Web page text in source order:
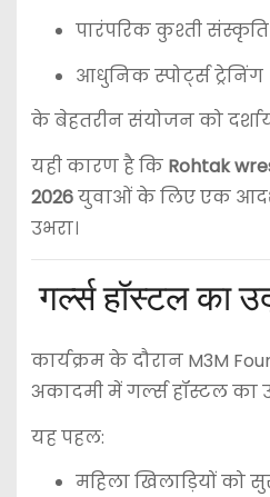
पारंपरिक कुश्ती संस्कृति
आधुनिक स्पोर्ट्स ट्रेनिंग
के बेहतरीन संयोजन को
यही कारण है कि Rohtak
2026युवाओं के लिए एक
उभरा।
गर्ल्स हॉस्टल का
कार्यक्रम के दौरान M3M
अकादमी में गर्ल्स हॉस्टल का
यह पहल:
महिला खिलाड़ियों को